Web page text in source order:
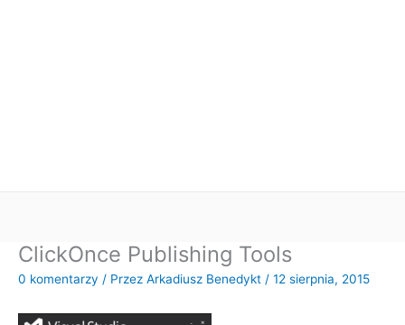
ClickOnce Publishing Tools
0 komentarzy / Przez Arkadiusz Benedykt / 12 sierpnia, 2015